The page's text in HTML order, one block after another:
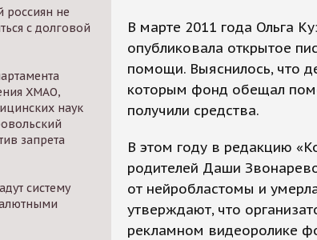
россиян не
с долговой
ХМАО,
наук
запрета
систему
В марте 2011 года Ольга
опубликовала открытое
помощи. Выяснилось, что
которым фонд обещал
получили средства.
В этом году в редакцию
родителей Даши
от нейробластомы и
утверждают, что
рекламном видеоролике